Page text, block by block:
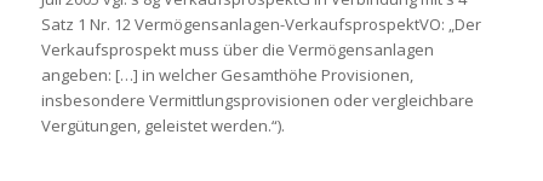
Satz 1 Nr. 12 Vermögensanlagen-VerkaufsprospektVO: „Der
Verkaufsprospekt muss über die Vermögensanlagen
angeben: […] in welcher Gesamthöhe Provisionen,
insbesondere Vermittlungsprovisionen oder vergleichbare
Vergütungen, geleistet werden.“).